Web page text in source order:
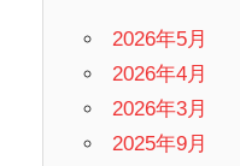
2026年5月
2026年4月
2026年3月
2025年9月